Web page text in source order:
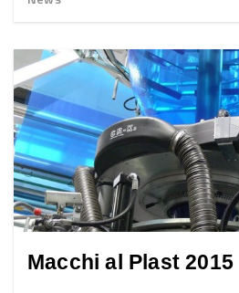
Macchi al Plast 2015